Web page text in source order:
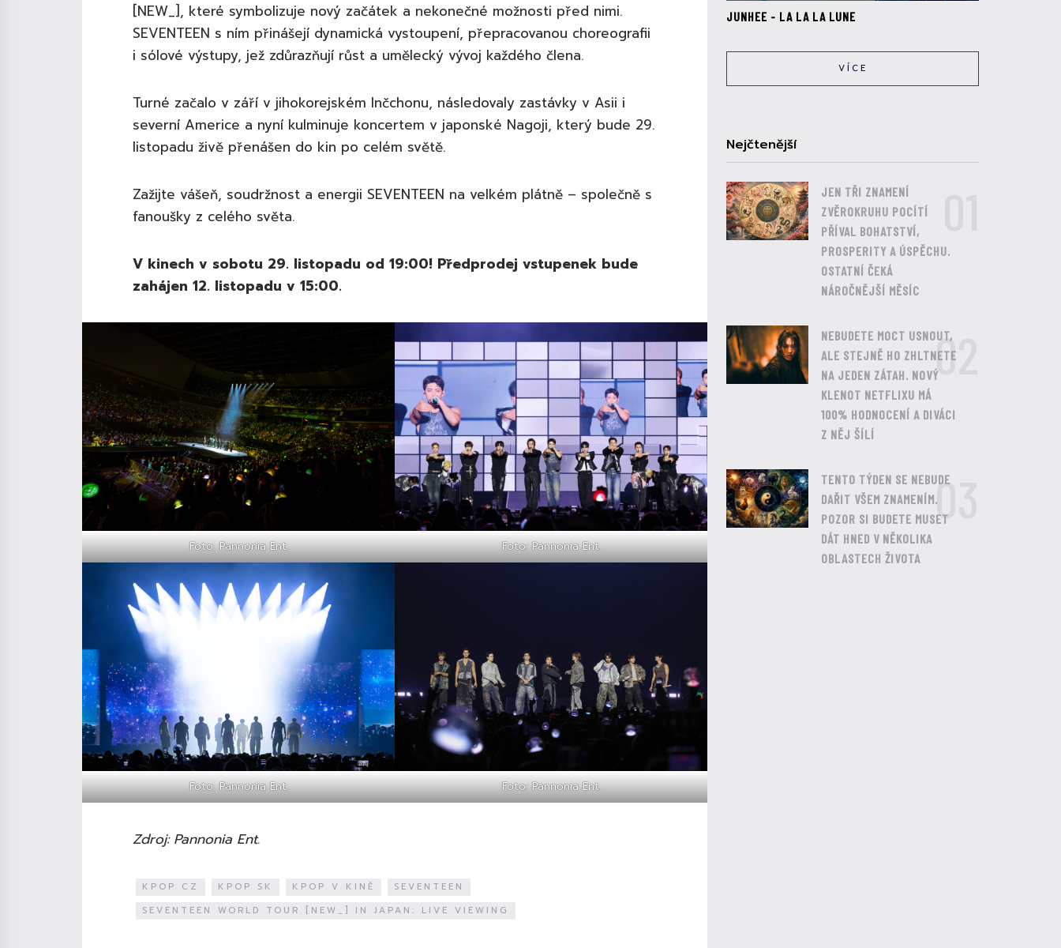
[NEW_], které symbolizuje nový začátek a nekonečné možnosti před nimi.
SEVENTEEN s ním přinášejí dynamická vystoupení, přepracovanou choreografii
i sólové výstupy, jež zdůrazňují růst a umělecký vývoj každého člena.
Turné začalo v září v jihokorejském Inčchonu, následovaly zastávky v Asii i
severní Americe a nyní kulminuje koncertem v japonské Nagoji, který bude 29.
listopadu živě přenášen do kin po celém světě.
Zažijte vášeň, soudržnost a energii SEVENTEEN na velkém plátně – společně s
fanoušky z celého světa.
V kinech v sobotu 29. listopadu od 19:00! Předprodej vstupenek bude
zahájen 12. listopadu v 15:00.
Foto: Pannonia Ent. Foto: Pannonia Ent.
Foto: Pannonia Ent. Foto: Pannonia Ent.
Zdroj: Pannonia Ent.
KPOP CZ KPOP SK KPOP V KINĚ
SEVENTEEN
SEVENTEEN WORLD TOUR [NEW_] IN JAPAN: LIVE VIEWING
JUNHEE - LA LA LA LUNE
VÍCE
Nejčtenější
JEN TŘI ZNAMENÍ
ZVĚROKRUHU POCÍTÍ
PŘÍVAL BOHATSTVÍ,
PROSPERITY A ÚSPĚCHU.
OSTATNÍ ČEKÁ
NÁROČNĚJŠÍ MĚSÍC
NEBUDETE MOCT USNOUT,
ALE STEJNĚ HO ZHLTNETE
NA JEDEN ZÁTAH. NOVÝ
KLENOT NETFLIXU MÁ
100% HODNOCENÍ A DIVÁCI
Z NĚJ ŠÍLÍ
02
TENTO TÝDEN SE NEBUDE
DAŘIT VŠEM ZNAMENÍM.
POZOR SI BUDETE MUSET
DÁT HNED V NĚKOLIKA
OBLASTECH ŽIVOTA
03